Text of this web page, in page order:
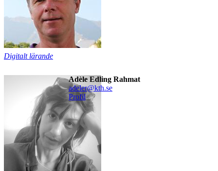
Digitalt lärande
Adèle Edling Rahmat
adeler@kth.se
Profil